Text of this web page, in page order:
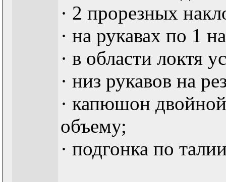
· 2 прорезных
· на рукавах по 1
· в области локтя
· низ рукавов на
· капюшон
объему;
· подгонка по